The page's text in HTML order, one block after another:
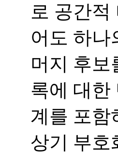
로 공간적
어도 하나
머지 후보
록에 대한
계를 포함
상기 부호